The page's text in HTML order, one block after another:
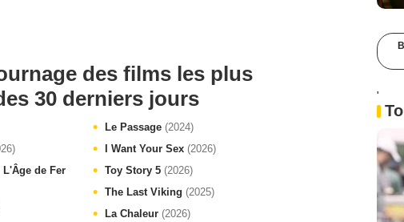
des films les plus
30 derniers jours
de Fer
Le Passage (2024)
I Want Your Sex (2026)
Toy Story 5 (2026)
The Last Viking (2025)
La Chaleur (2026)
'